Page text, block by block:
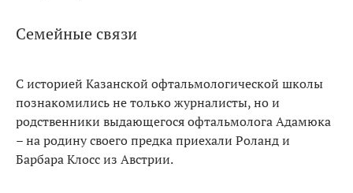
Семейные связи
С историей Казанской офтальмологической школы
познакомились не только журналисты, но и
родственники выдающегося офтальмолога Адамюка
– на родину своего предка приехали Роланд и
Барбара Клосс из Австрии.